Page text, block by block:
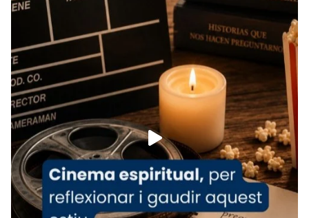
Recupera l'entrevista comp
Vatican
tican News 👇
www.vaticannews.va/es/iglesia/news/2026-
07/carmina-historia-depresion-papa-viaje-
espana-testimoni...
Foto
View on Facebook · Share
Arquebisbat de Barcelona
1 week ago
«Avui les santes Juliana i Semproniana ens